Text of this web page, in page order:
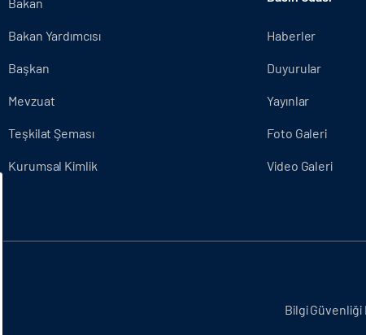
Bakan Yardımcısı
Başkan
Mevzuat
Teşkilat Şeması
Kurumsal Kimlik
Haberler
Duyurular
Yayınlar
Foto Galeri
Video Galeri
Bilgi Güvenliği